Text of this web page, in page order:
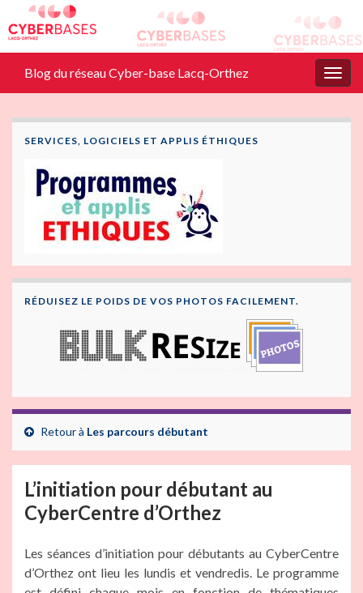
Blog du réseau Cyber-base Lacq-Orthez
SERVICES, LOGICIELS ET APPLIS ÉTHIQUES
RÉDUISEZ LE POIDS DE VOS PHOTOS FACILEMENT.
Retour à Les parcours débutant
L’initiation pour débutant au
CyberCentre d’Orthez
Les séances d’initiation pour débutants au CyberCentre
d’Orthez ont lieu les lundis et vendredis. Le programme